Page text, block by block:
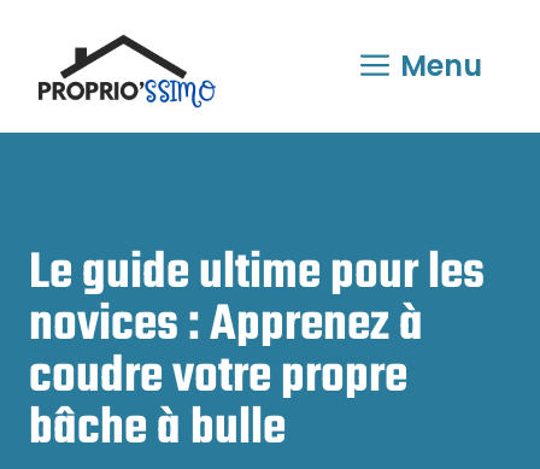
contenu
Menu
Le guide ultime pour les
novices : Apprenez à
coudre votre propre
bâche à bulle